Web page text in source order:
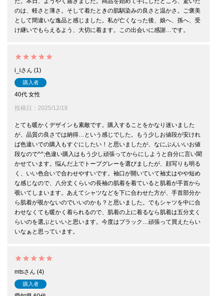
のは、軽さと薄さ。そして着たときの肌馴染みの良さと温かさ。ご褒美
として間違いな逸品と感じました。私が亡くなった後、娘へ、孫へ、受
け継いでもらえるよう、大切に着ます。この出会いに感謝…です。
i_i 1
購入者
40代 女性
投稿日
2025/12/18
とても暖かくデザインも素敵です。購入することをかなり迷いました
が、品質の良さでは納得…という感じでした。もう少しお値段が安けれ
ば色違いでの購入もすぐにしたい！と思いましたが、なにぶんいいお値
段なので^^;色違い購入はもう少し頑張ってからにしようと自分に言い聞
かせています。悩んだ上でトープグレーを選びましたが、顔写りも明る
く、いい色合いで合わせやすいです。袖口が開いていて袖丈はやや短め
な感じなので、八分丈くらいの長袖の肌着を着ていると肌着が手首から
覗いてしまいます。あえてシャツなどを下に合わせた方が、手首部分か
ら肌着が覗かないのでいいのかも？と思いました。でもシャツを中に合
わせなくても暖かく着られるので、肌着の上に着るなら肌着は五分丈く
らいのを選ぶといいと思います。今度はブラック…頑張って買えたらい
いなぁと思っています。
mts 4
購入者